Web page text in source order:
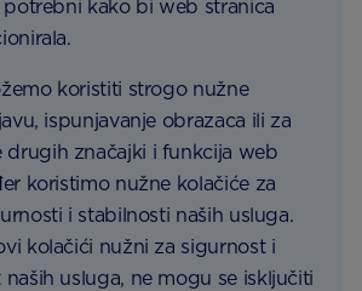
kako bi web stranica
koristiti strogo nužne
ispunjavanje obrazaca ili za
drugih značajki i funkcija web
koristimo nužne kolačiće za
i stabilnosti naših usluga.
kolačići nužni za sigurnost i
usluga, ne mogu se isključiti